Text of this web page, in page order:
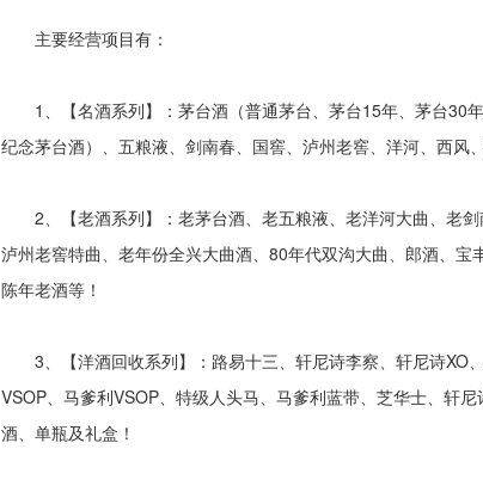
主要经营项目有：
1、【名酒系列】：茅台酒（普通茅台、茅台15年、茅台30
纪念茅台酒）、五粮液、剑南春、国窖、泸州老窖、洋河、西风
2、【老酒系列】：老茅台酒、老五粮液、老洋河大曲、老
泸州老窖特曲、老年份全兴大曲酒、80年代双沟大曲、郎酒、
陈年老酒等！
3、【洋酒回收系列】：路易十三、轩尼诗李察、轩尼诗XO
VSOP、马爹利VSOP、特级人头马、马爹利蓝带、芝华士、轩
酒、单瓶及礼盒！